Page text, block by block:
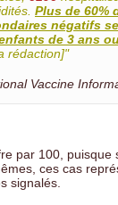
Plus de 60%
négatifs
de 3 ans
rédaction]"
Vaccine
par 100, puisque
ces cas
signalés.